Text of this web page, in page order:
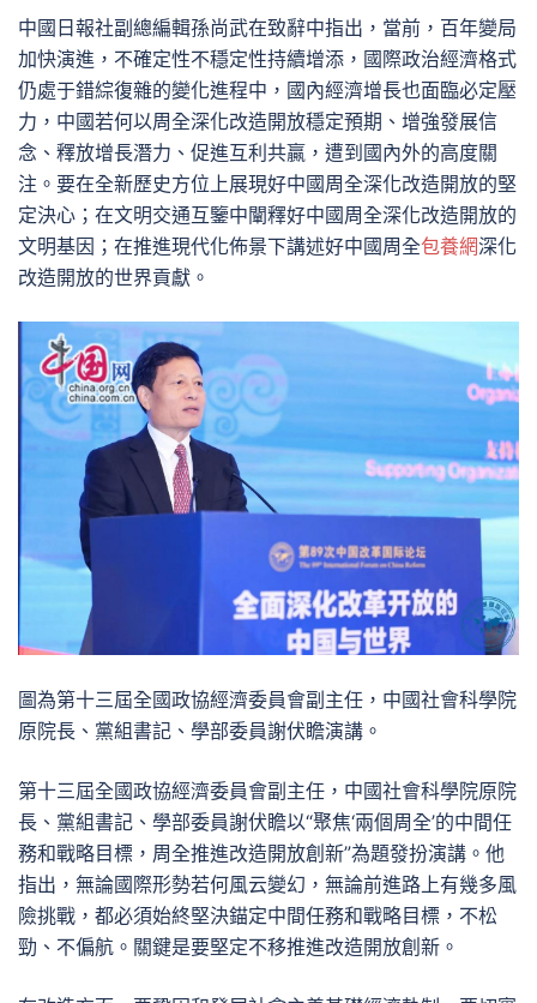
中國日報社副總編輯孫尚武在致辭中指出，當前，百年變局
加快演進，不確定性不穩定性持續增添，國際政治經濟格式
仍處于錯綜復雜的變化進程中，國內經濟增長也面臨必定壓
力，中國若何以周全深化改造開放穩定預期、增強發展信
念、釋放增長潛力、促進互利共贏，遭到國內外的高度關
注。要在全新歷史方位上展現好中國周全深化改造開放的堅
定決心；在文明交通互鑒中闡釋好中國周全深化改造開放的
文明基因；在推進現代化佈景下講述好中國周全包養網深化
改造開放的世界貢獻。
圖為第十三屆全國政協經濟委員會副主任，中國社會科學院
原院長、黨組書記、學部委員謝伏瞻演講。
第十三屆全國政協經濟委員會副主任，中國社會科學院原院
長、黨組書記、學部委員謝伏瞻以“聚焦‘兩個周全’的中間任
務和戰略目標，周全推進改造開放創新”為題發扮演講。他
指出，無論國際形勢若何風云變幻，無論前進路上有幾多風
險挑戰，都必須始終堅決錨定中間任務和戰略目標，不松
勁、不偏航。關鍵是要堅定不移推進改造開放創新。